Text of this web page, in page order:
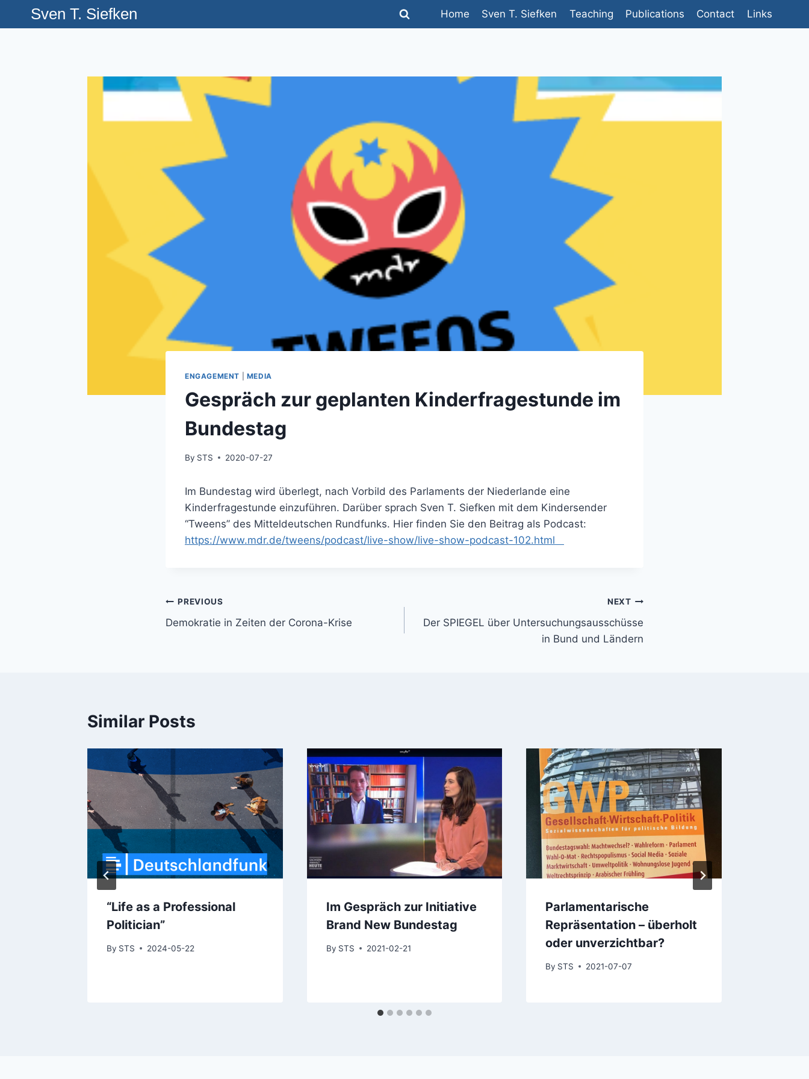
Sven T. Siefken Home Sven T. Siefken Teaching Publications Contact Links
ENGAGEMENT MEDIA
Gespräch zur geplanten Kinderfragestunde im
Bundestag
By STS 2020-07-27
Im Bundestag wird überlegt, nach Vorbild des Parlaments der Niederlande eine
Kinderfragestunde einzuführen. Darüber sprach Sven T. Siefken mit dem Kindersender
“Tweens” des Mitteldeutschen Rundfunks. Hier finden Sie den Beitrag als Podcast:
https://www.mdr.de/tweens/podcast/live-show/live-show-podcast-102.html
Post
navigation
PREVIOUS
Demokratie in Zeiten der Corona-Krise
NEXT
Der SPIEGEL über Untersuchungsausschüsse
in Bund und Ländern
Similar Posts
“Life as a Professional
Politician”
By STS 2024-05-22
Im Gespräch zur Initiative
Brand New Bundestag
By STS 2021-02-21
Parlamentarische
Repräsentation – überholt
oder unverzichtbar?
By STS 2021-07-07